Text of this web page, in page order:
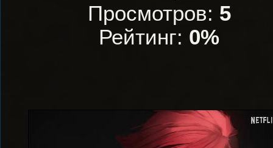
Просмотров: 5
Рейтинг: 0%